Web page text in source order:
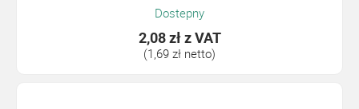
Dostepny
2,08 złz VAT
(1,69 zł netto)